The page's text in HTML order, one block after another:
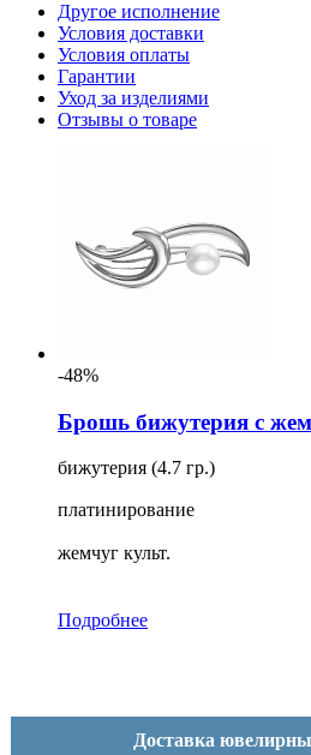
Другое исполнение
Условия доставки
Условия оплаты
Гарантии
Уход за изделиями
Отзывы о товаре
-48%
Брошь бижутерия с
бижутерия (4.7 гр.)
платинирование
жемчуг культ.
Подробнее
Доставка